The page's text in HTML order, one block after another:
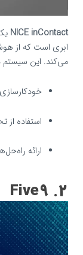
NICE inContact
ابری است که از
می‌کند. این سیستم
خودکارسازی
استفاده
ارائه
2. Five9